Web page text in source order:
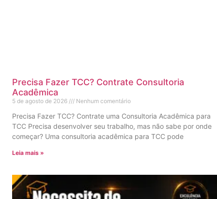
Precisa Fazer TCC? Contrate Consultoria
Acadêmica
5 de agosto de 2026 Nenhum comentário
Precisa Fazer TCC? Contrate uma Consultoria Acadêmica para
TCC Precisa desenvolver seu trabalho, mas não sabe por onde
começar? Uma consultoria acadêmica para TCC pode
Leia mais »